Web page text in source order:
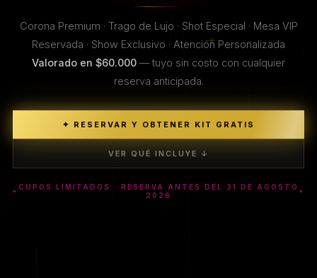
Corona Premium · Trago de Lujo · Shot Especial · Mesa VIP
Reservada · Show Exclusivo · Atención Personalizada
Valorado en $60.000 — tuyo sin costo con cualquier
reserva anticipada.
✦ RESERVAR Y OBTENER KIT GRATIS
VER QUÉ INCLUYE ↓
CUPOS LIMITADOS · RESERVA ANTES DEL 31 DE AGOSTO
2026